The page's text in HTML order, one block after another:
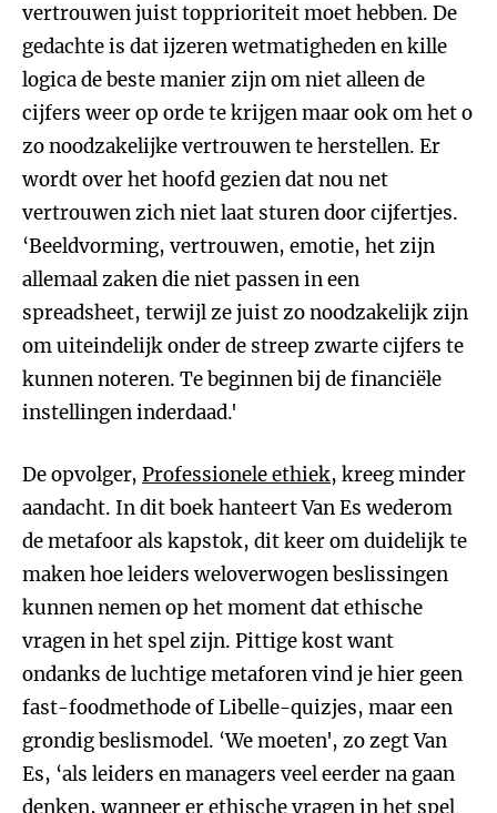
vertrouwen juist topprioriteit moet hebben. De
gedachte is dat ijzeren wetmatigheden en kille
logica de beste manier zijn om niet alleen de
cijfers weer op orde te krijgen maar ook om het o
zo noodzakelijke vertrouwen te herstellen. Er
wordt over het hoofd gezien dat nou net
vertrouwen zich niet laat sturen door cijfertjes.
‘Beeldvorming, vertrouwen, emotie, het zijn
allemaal zaken die niet passen in een
spreadsheet, terwijl ze juist zo noodzakelijk zijn
om uiteindelijk onder de streep zwarte cijfers te
kunnen noteren. Te beginnen bij de financiële
instellingen inderdaad.'
De opvolger, Professionele ethiek, kreeg minder
aandacht. In dit boek hanteert Van Es wederom
de metafoor als kapstok, dit keer om duidelijk te
maken hoe leiders weloverwogen beslissingen
kunnen nemen op het moment dat ethische
vragen in het spel zijn. Pittige kost want
ondanks de luchtige metaforen vind je hier geen
fast-foodmethode of Libelle-quizjes, maar een
grondig beslismodel. ‘We moeten', zo zegt Van
Es, ‘als leiders en managers veel eerder na gaan
denken, wanneer er ethische vragen in het spel